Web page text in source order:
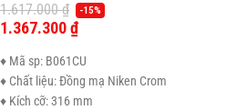
1.617.000₫ -15%
1.367.300₫
♦ Mã sp: B061CU
♦ Chất liệu: Đồng mạ Niken Crom
♦ Kích cỡ: 316 mm